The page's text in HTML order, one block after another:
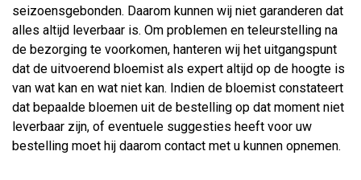
seizoensgebonden. Daarom kunnen wij niet garanderen dat
alles altijd leverbaar is. Om problemen en teleurstelling na
de bezorging te voorkomen, hanteren wij het uitgangspunt
dat de uitvoerend bloemist als expert altijd op de hoogte is
van wat kan en wat niet kan. Indien de bloemist constateert
dat bepaalde bloemen uit de bestelling op dat moment niet
leverbaar zijn, of eventuele suggesties heeft voor uw
bestelling moet hij daarom contact met u kunnen opnemen.